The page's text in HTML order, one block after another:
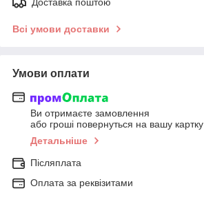
Всі умови доставки
Умови оплати
Ви отримаєте замовлення
або гроші повернуться на вашу картку
Детальніше
Післяплата
Оплата за реквізитами